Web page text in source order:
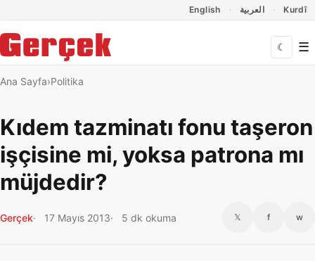
English العربية Kurdî
☾ ☰
Ana Sayfa Politika
Kıdem tazminatı fonu taşeron
işçisine mi, yoksa patrona mı
müjdedir?
Gerçek 17 Mayıs 2013 5 dk okuma 𝕏 f w